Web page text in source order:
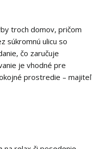
troch domov, pričom
súkromnú ulicu so
čo zaručuje
je vhodné pre
prostredie – majiteľ